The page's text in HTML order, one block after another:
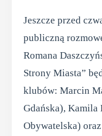
Jeszcze przed
publiczną
Romana
Strony Miasta”
klubów: Marcin
Gdańska), Kamila
Obywatelska)